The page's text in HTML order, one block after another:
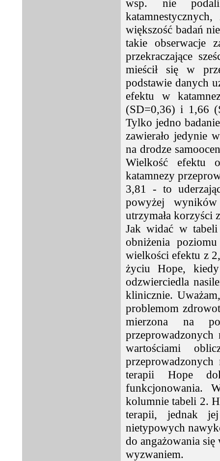
wsp. nie
większość badań
takie obserwacje
przekraczające
mieścił się w
podstawie danych
efektu w
(SD=0,36) i 1,66
Tylko jedno
zawierało jedynie
na drodze
Wielkość efektu
katamnezy
3,81 - to
powyżej
utrzymała korzyści
Jak widać w
obniżenia
wielkości efektu z
życiu Hope,
odzwierciedla
klinicznie.
problemom
mierzona na
wartościami
terapii Hope
funkcjonowania.
kolumnie tabeli 2.
terapii, jednak
nietypowych
do angażowania
wyzwaniem.